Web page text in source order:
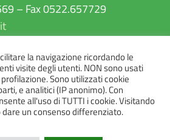
– Fax 0522.657729
la navigazione ricordando le
visite degli utenti. NON sono usati
Sono utilizzati cookie
e analitici (IP anonimo). Con
all'uso di TUTTI i cookie. Visitando
dare un consenso differenziato.